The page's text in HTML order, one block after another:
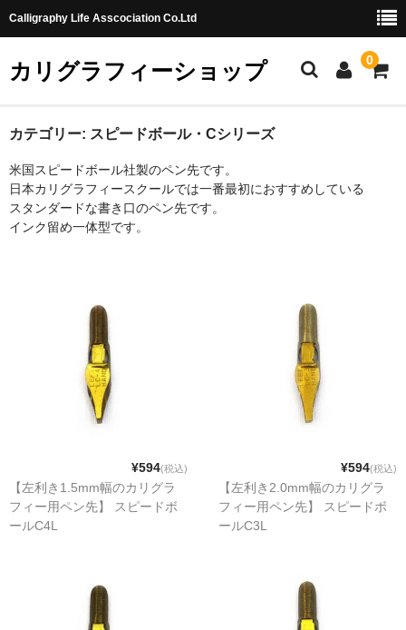
Calligraphy Life Asscociation Co.Ltd
カリグラフィーショップ 0
ホーム
カート
ショッピングガイド
カテゴリー: スピードボール・Cシリーズ
米国スピードボール社製のペン先です。
日本カリグラフィースクールでは一番最初におすすめしている
スタンダードな書き口のペン先です。
インク留め一体型です。
¥594(税込)
【左利き1.5mm幅のカリグラ
フィー用ペン先】 スピードボ
ールC4L
¥594(税込)
【左利き2.0mm幅のカリグラ
フィー用ペン先】 スピードボ
ールC3L